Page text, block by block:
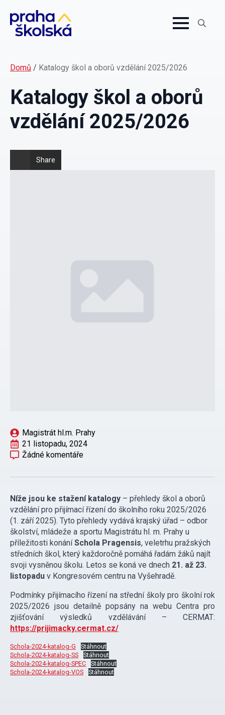
Domů / Katalogy škol a oborů vzdělání 2025/2026
Katalogy škol a oborů
vzdělání 2025/2026
Share
Magistrát hl.m. Prahy
21 listopadu, 2024
Žádné komentáře
Níže jsou ke stažení katalogy – přehledy škol a oborů
vzdělání pro přijímací řízení do školního roku 2025/2026
(1. září 2025). Tyto přehledy vydává krajský úřad – odbor
školství, mládeže a sportu Magistrátu hl. m. Prahy u
příležitosti konáníSchola Pragensis, veletrhu pražských
středních škol, který každoročně pomáhá řadám žáků najít
svoji vysněnou školu. Letos se koná ve dnech 21. až 23.
listopadu v Kongresovém centru na Vyšehradě.
Podmínky přijímacího řízení na střední školy pro školní rok
2025/2026 jsou detailně popsány na webu Centra pro
zjišťování výsledků vzdělávání – CERMAT:
https://prijimacky.cermat.cz/
Schola-2024-katalog-G
Stáhnout
Schola-2024-katalog-SS
Stáhnout
Schola-2024-katalog-SPEC
Stáhnout
Schola-2024-katalog-VOS
Stáhnout